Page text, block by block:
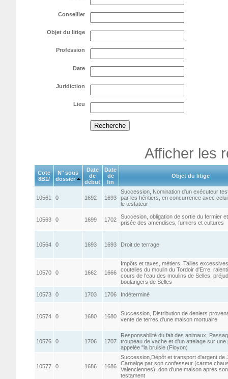
Conseiller
Objet du litige
Profession
Date
Juridiction
Lieu
Afficher les
Cote
8B1/
N° sous
dossier
Date
de
début
Date
de
fin
Objet du litige
10561 0 1692 1693
Succession, Nomination d'un exécuteur
par les héritiers, en concurrence avec
le testateur
10563 0 1699 1702
Succesion, obligation de sortie du fermier
prisée des amendises, fumiers et cultures
10564 0 1693 1693 Droit de terrage
10570 0 1662 1666
Impôts et taxes, métiers, Tailles
coutelles du moulin du Tordoir d'Erre,
cours de l'eau des moulins de Selles,
boulangers de Selles
10573 0 1703 1706 Indéterminé
10574 0 1680 1680
Succession, Distribution de deniers
vente de terres d'une maison mortuaire
10576 0 1706 1707
Responsabilité du fait des animaux,
troupeau de vache et d'un attelage sur une
appelée "la bruisle (Floyon)
10577 0 1686 1686
Succession,Dépôt et transport d'argent de
Carnaige par son confesseur (carme
Valenciennes), don d'une maison après
testament